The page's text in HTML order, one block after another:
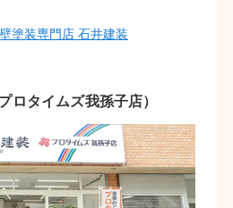
塗装専門店 石井建装
プロタイムズ我孫子店）